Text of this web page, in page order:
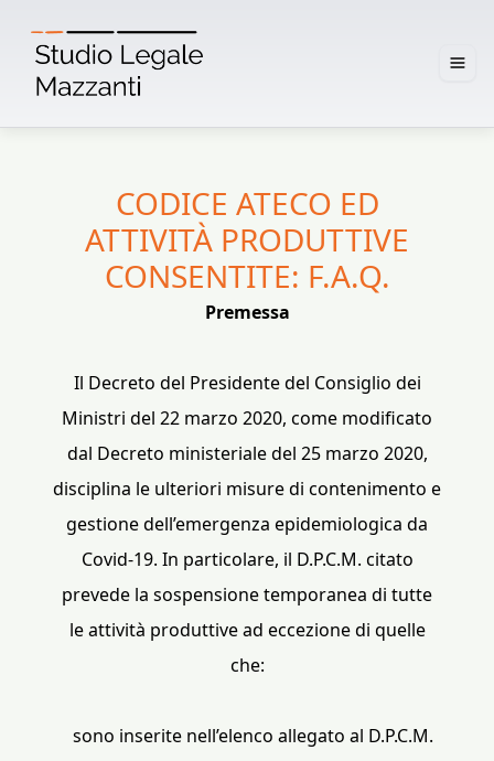
CODICE ATECO ED
ATTIVITÀ PRODUTTIVE
CONSENTITE: F.A.Q.
Premessa
Il Decreto del Presidente del Consiglio dei
Ministri del 22 marzo 2020, come modificato
dal Decreto ministeriale del 25 marzo 2020,
disciplina le ulteriori misure di contenimento e
gestione dell’emergenza epidemiologica da
Covid-19. In particolare, il D.P.C.M. citato
prevede la sospensione temporanea di tutte
le attività produttive ad eccezione di quelle
che:
sono inserite nell’elenco allegato al D.P.C.M.